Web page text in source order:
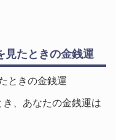
見たときの金銭運
ときの金銭運
、あなたの金銭運は